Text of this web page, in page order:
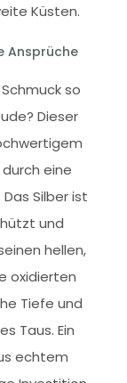
Küsten.
Ansprüche
so
Dieser
eine
Silber ist
und
hellen,
oxidierten
Tiefe und
Taus. Ein
echtem